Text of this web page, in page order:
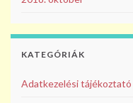
KATEGÓRIÁK
Adatkezelési tájékoztató